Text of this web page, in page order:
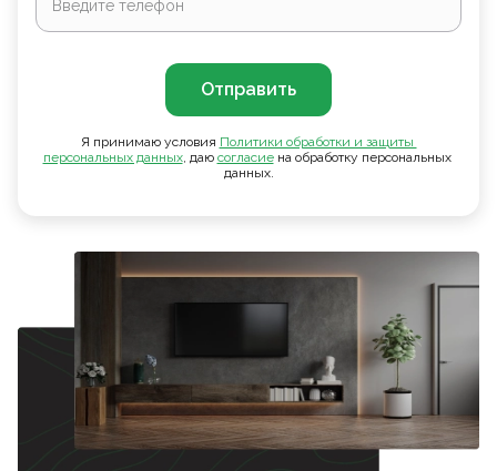
Отправить
Я принимаю условия Политики обработки и защиты
персональных данных, даю согласие на обработку персональных
данных.